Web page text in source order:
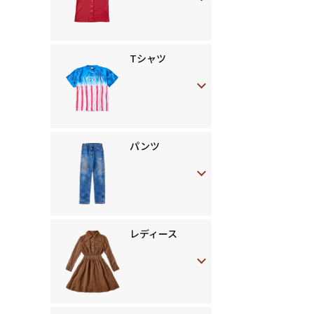
Tシャツ
パンツ
レディース